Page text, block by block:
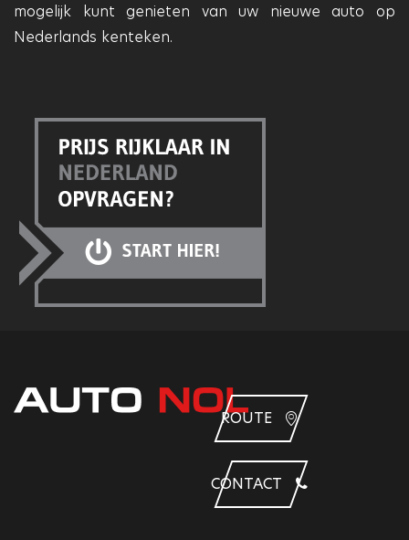
mogelijk kunt genieten van uw nieuwe auto op
Nederlands kenteken.
ROUTE
CONTACT